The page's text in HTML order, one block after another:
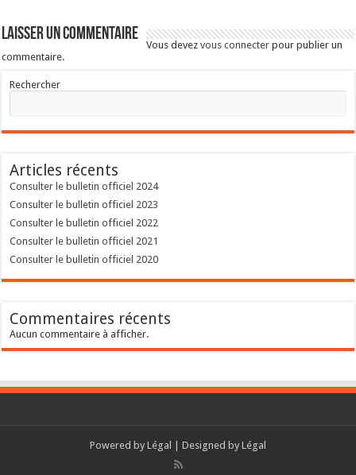
Laisser un commentaire
Vous devezvous connecter pour publier un
commentaire.
Rechercher
Articles récents
Consulter le bulletin officiel 2024
Consulter le bulletin officiel 2023
Consulter le bulletin officiel 2022
Consulter le bulletin officiel 2021
Consulter le bulletin officiel 2020
Commentaires récents
Aucun commentaire à afficher.
Powered by Légal | Designed by Légal